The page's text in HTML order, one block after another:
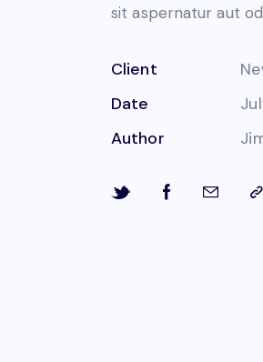
sit aspernatur aut
Client
Date
Author